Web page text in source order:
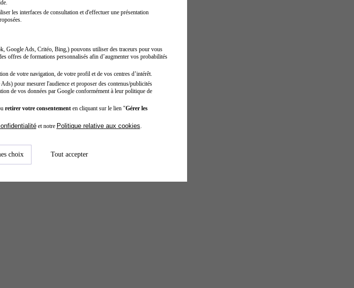
les interfaces de consultation et d'effectuer une présentation
Google Ads, Critéo, Bing,) pouvons utiliser des traceurs pour vous
offres de formations personnalisés afin d’augmenter vos probabilités
de votre navigation, de votre profil et de vos centres d’intérêt.
pour mesurer l'audience et proposer des contenus/publicités
de vos données par Google conformément à leur politique de
retirer votre consentementen cliquant sur le lien "Gérer les
et notre Politique relative aux cookies
choix Tout accepter